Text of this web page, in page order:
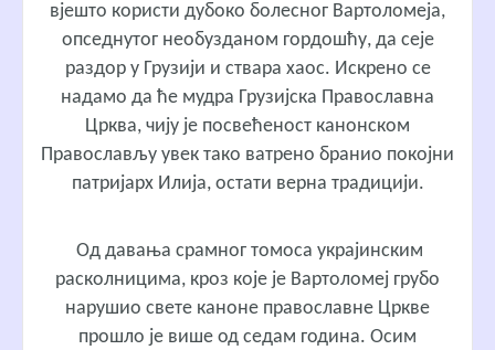
вјешто користи дубоко болесног Вартоломеја,
опседнутог необузданом гордошћу, да сеје
раздор у Грузији и ствара хаос. Искрено се
надамо да ће мудра Грузијска Православна
Црква, чију је посвећеност канонском
Православљу увек тако ватрено бранио покојни
патријарх Илија, остати верна традицији.
Од давања срамног томоса украјинским
расколницима, кроз које је Вартоломеј грубо
нарушио свете каноне православне Цркве
прошло је више од седам година. Осим